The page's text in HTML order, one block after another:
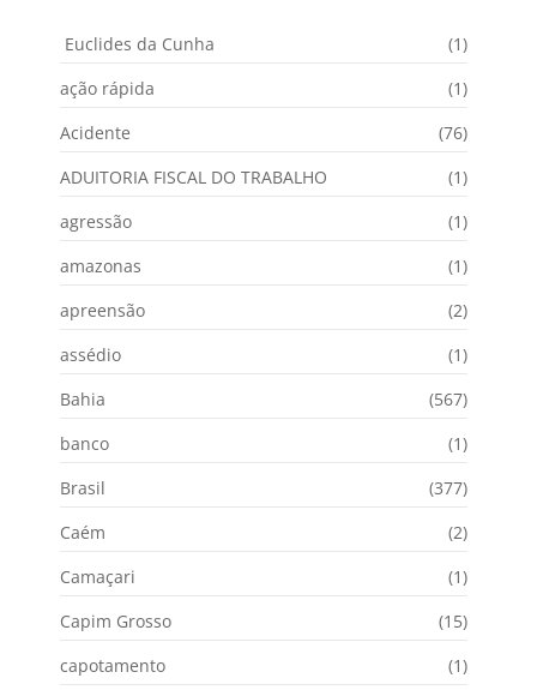
Euclides da Cunha
(1)
ação rápida
(1)
Acidente
(76)
ADUITORIA FISCAL DO TRABALHO
(1)
agressão
(1)
amazonas
(1)
apreensão
(2)
assédio
(1)
Bahia
(567)
banco
(1)
Brasil
(377)
Caém
(2)
Camaçari
(1)
Capim Grosso
(15)
capotamento
(1)